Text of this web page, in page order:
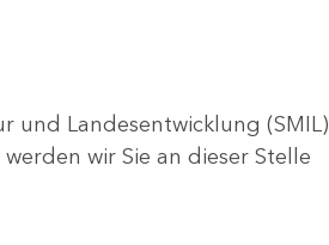
und Landesentwicklung (SMIL)
wir Sie an dieser Stelle